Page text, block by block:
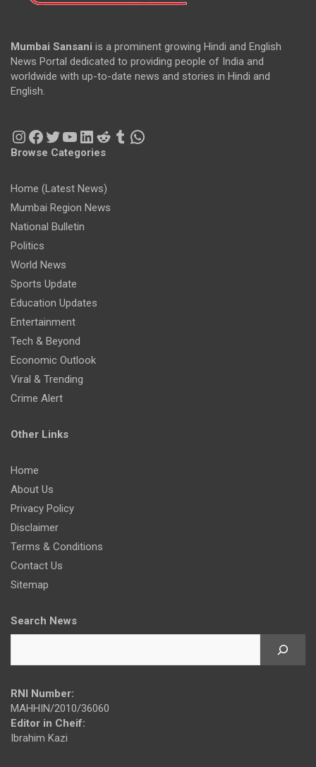
Mumbai Sansani is a prominent growing Hindi and English
News Portal dedicated to providing people of India and
worldwide with up-to-date news and stories in Hindi and
English.
Instagram
Facebook
Twitter
YouTube
LinkedIn
Reddit
Tumblr
WhatsApp
Browse Categories
Home (Latest News)
Mumbai Region News
National Bulletin
Politics
World News
Sports Update
Education Updates
Entertainment
Tech & Beyond
Economic Outlook
Viral & Trending
Crime Alert
Other Links
Home
About Us
Privacy Policy
Disclaimer
Terms & Conditions
Contact Us
Sitemap
Search News
RNI Number:
MAHHIN/2010/36060
Editor in Cheif:
Ibrahim Kazi